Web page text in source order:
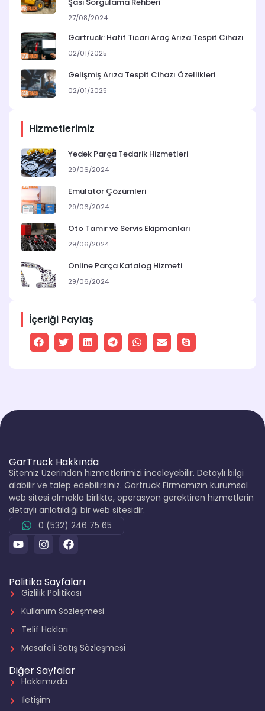
27/08/2024
Gartruck: Hafif Ticari Araç Arıza Tespit Cihazı
02/01/2025
Gelişmiş Arıza Tespit Cihazı Özellikleri
02/01/2025
Hizmetlerimiz
Yedek Parça Tedarik Hizmetleri
29/06/2024
Emülatör Çözümleri
29/06/2024
Oto Tamir ve Servis Ekipmanları
29/06/2024
Online Parça Katalog Hizmeti
29/06/2024
İçeriği Paylaş
GarTruck Hakkında
Sitemiz Üzerinden hizmetlerimizi inceleyebilir. Detaylı bilgi
alabilir ve talep edebilirsiniz. Gartruck Firmamızın kurumsal
web sitesi olmakla birlikte, operasyon gerektiren hizmetlerin
detaylı anlatıldığı bir web sitesidir.
0 (532) 246 75 65
Politika Sayfaları
Gizlilik Politikası
Kullanım Sözleşmesi
Telif Hakları
Mesafeli Satış Sözleşmesi
Diğer Sayfalar
Hakkımızda
İletişim